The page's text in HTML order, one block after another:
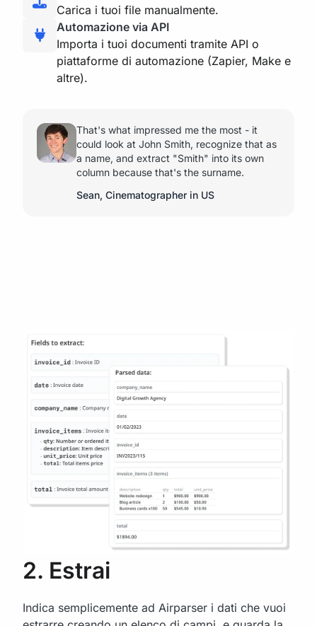
Carica i tuoi file manualmente.
Automazione via API
Importa i tuoi documenti tramite API o
piattaforme di automazione (Zapier, Make e
altre).
That's what impressed me the most - it
could look at John Smith, recognize that as
a name, and extract "Smith" into its own
column because that's the surname.
Sean, Cinematographer in US
2. Estrai
Indica semplicemente ad Airparser i dati che vuoi